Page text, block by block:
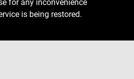
for any inconvenience
is being restored.